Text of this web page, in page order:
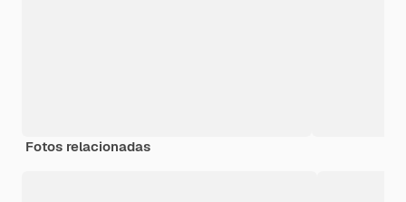
Fotos relacionadas